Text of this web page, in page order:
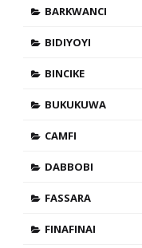
BARKWANCI
BIDIYOYI
BINCIKE
BUKUKUWA
CAMFI
DABBOBI
FASSARA
FINAFINAI